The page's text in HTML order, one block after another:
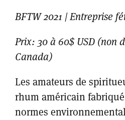
BFTW 2021 | Entreprise
Prix: 30 à 60$ USD (non
Canada)
Les amateurs de
rhum américain
normes